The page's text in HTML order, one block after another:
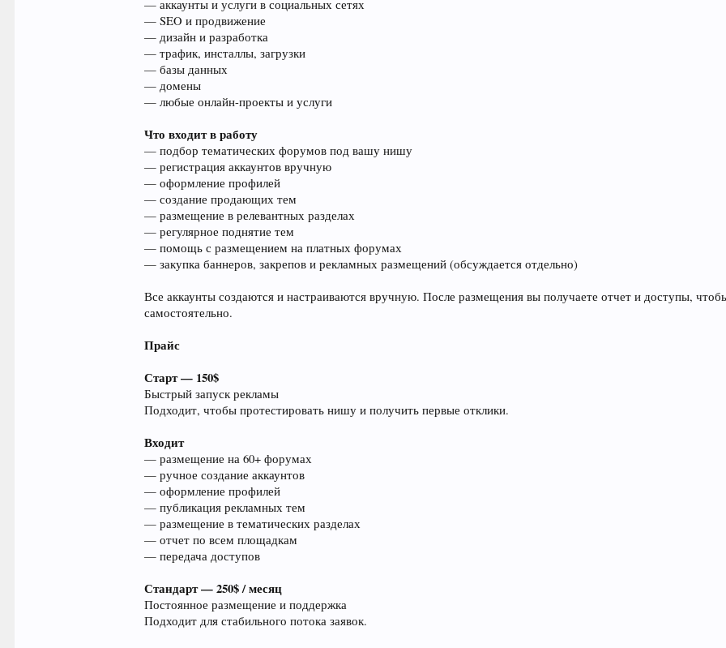
— аккаунты и услуги в социальных сетях
— SEO и продвижение
— дизайн и разработка
— трафик, инсталлы, загрузки
— базы данных
— домены
— любые онлайн-проекты и услуги
Что входит в работу
— подбор тематических форумов под вашу нишу
— регистрация аккаунтов вручную
— оформление профилей
— создание продающих тем
— размещение в релевантных разделах
— регулярное поднятие тем
— помощь с размещением на платных форумах
— закупка баннеров, закрепов и рекламных размещений (обсуждается отдельно)
Все аккаунты создаются и настраиваются вручную. После размещения вы получаете отчет и доступы,
самостоятельно.
Прайс
Старт — 150$
Быстрый запуск рекламы
Подходит, чтобы протестировать нишу и получить первые отклики.
Входит
— размещение на 60+ форумах
— ручное создание аккаунтов
— оформление профилей
— публикация рекламных тем
— размещение в тематических разделах
— отчет по всем площадкам
— передача доступов
Стандарт — 250$ / месяц
Постоянное размещение и поддержка
Подходит для стабильного потока заявок.